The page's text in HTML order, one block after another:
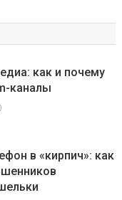
как и почему
каналы
в «кирпич»: как